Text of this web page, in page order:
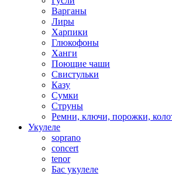
Варганы
Лиры
Харпики
Глюкофоны
Ханги
Поющие чаши
Свистульки
Казу
Сумки
Струны
Ремни, ключи, порожки,
Укулеле
soprano
concert
tenor
Бас укулеле